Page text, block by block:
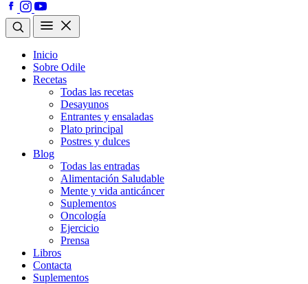
Inicio
Sobre Odile
Recetas
Todas las recetas
Desayunos
Entrantes y ensaladas
Plato principal
Postres y dulces
Blog
Todas las entradas
Alimentación Saludable
Mente y vida anticáncer
Suplementos
Oncología
Ejercicio
Prensa
Libros
Contacta
Suplementos